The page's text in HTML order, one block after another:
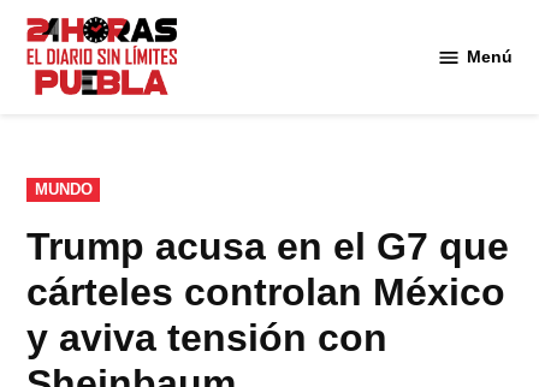
Saltar
contenido
Menú
PUBLICADO
EN
MUNDO
Trump acusa en el G7 que
cárteles controlan México
y aviva tensión con